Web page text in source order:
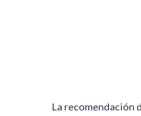
La recomendación